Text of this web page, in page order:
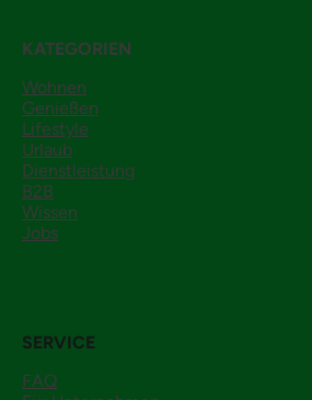
KATEGORIEN
Wohnen
Genießen
Lifestyle
Urlaub
Dienstleistung
B2B
Wissen
Jobs
SERVICE
FAQ